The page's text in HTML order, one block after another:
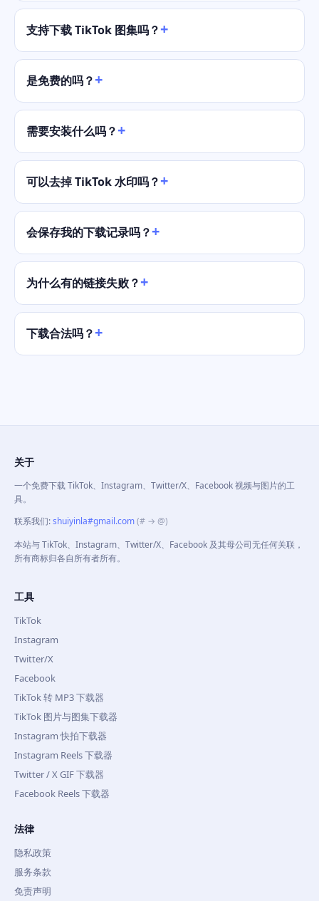
支持下载 TikTok 图集吗？
是免费的吗？
需要安装什么吗？
可以去掉 TikTok 水印吗？
会保存我的下载记录吗？
为什么有的链接失败？
下载合法吗？
关于
一个免费下载 TikTok、Instagram、Twitter/X、Facebook 视频与图片的工
具。
联系我们:shuiyinla#gmail.com(# → @)
本站与 TikTok、Instagram、Twitter/X、Facebook 及其母公司无任何关联，
所有商标归各自所有者所有。
工具
TikTok
Instagram
Twitter/X
Facebook
TikTok 转 MP3 下载器
TikTok 图片与图集下载器
Instagram 快拍下载器
Instagram Reels 下载器
Twitter / X GIF 下载器
Facebook Reels 下载器
法律
隐私政策
服务条款
免责声明